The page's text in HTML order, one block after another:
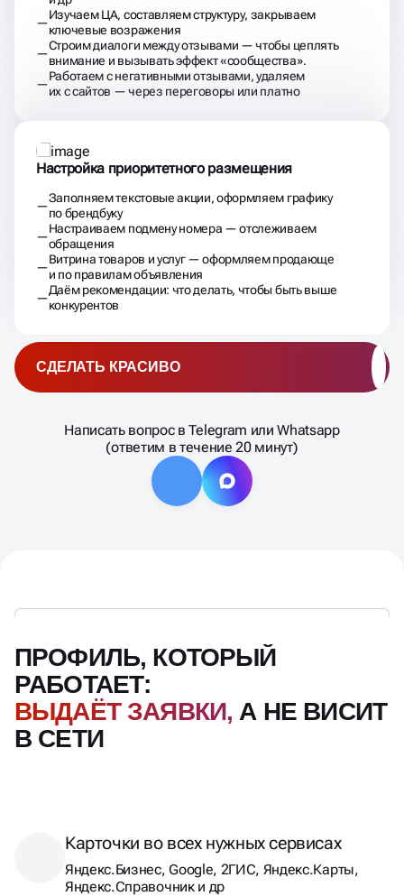
Изучаем ЦА, составляем структуру, закрываем
ключевые возражения
Строим диалоги между отзывами — чтобы цеплять
внимание и вызывать эффект «сообщества».
Работаем с негативными отзывами, удаляем
их с сайтов — через переговоры или платно
Настройка приоритетного размещения
Заполняем текстовые акции, оформляем графику
по брендбуку
Настраиваем подмену номера — отслеживаем
обращения
Витрина товаров и услуг — оформляем продающе
и по правилам объявления
Даём рекомендации: что делать, чтобы быть выше
конкурентов
Написать вопрос в Telegram или Whatsapp
(ответим в течение 20 минут)
СДЕЛАТЬ КРАСИВО
ПРОФИЛЬ, КОТОРЫЙ
РАБОТАЕТ:
ВЫДАЁТ ЗАЯВКИ, А НЕ ВИСИТ
В СЕТИ
Карточки во всех нужных сервисах
Яндекс.Бизнес, Google, 2ГИС, Яндекс.Карты,
Яндекс.Справочник и др